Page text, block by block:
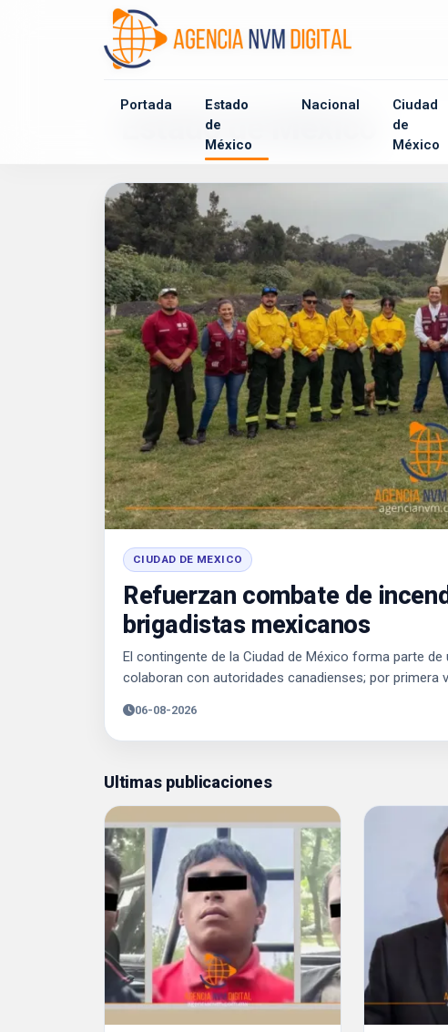
Portada
Estado
de
México
Nacional
Ciudad
de
México
Estado de México
CIUDAD DE MEXICO
Refuerzan combate de
brigadistas mexicanos
El contingente de la Ciudad de México forma parte
colaboran con autoridades canadienses; por primera
06-08-2026
Ultimas publicaciones